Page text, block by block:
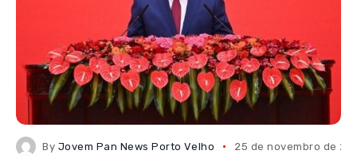
By Jovem Pan News Porto Velho 25 de novembro de